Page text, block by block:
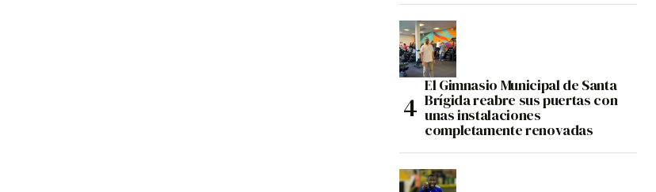
El Gimnasio Municipal de Santa
Brígida reabre sus puertas con
unas instalaciones
completamente renovadas